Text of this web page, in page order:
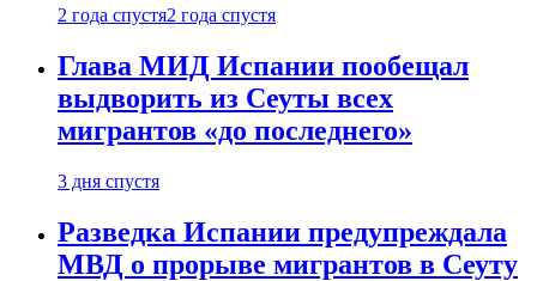
2 года спустя2 года спустя
Глава МИД Испании пообещал
выдворить из Сеуты всех
мигрантов «до последнего»
3 дня спустя
Разведка Испании предупреждала
МВД о прорыве мигрантов в Сеуту